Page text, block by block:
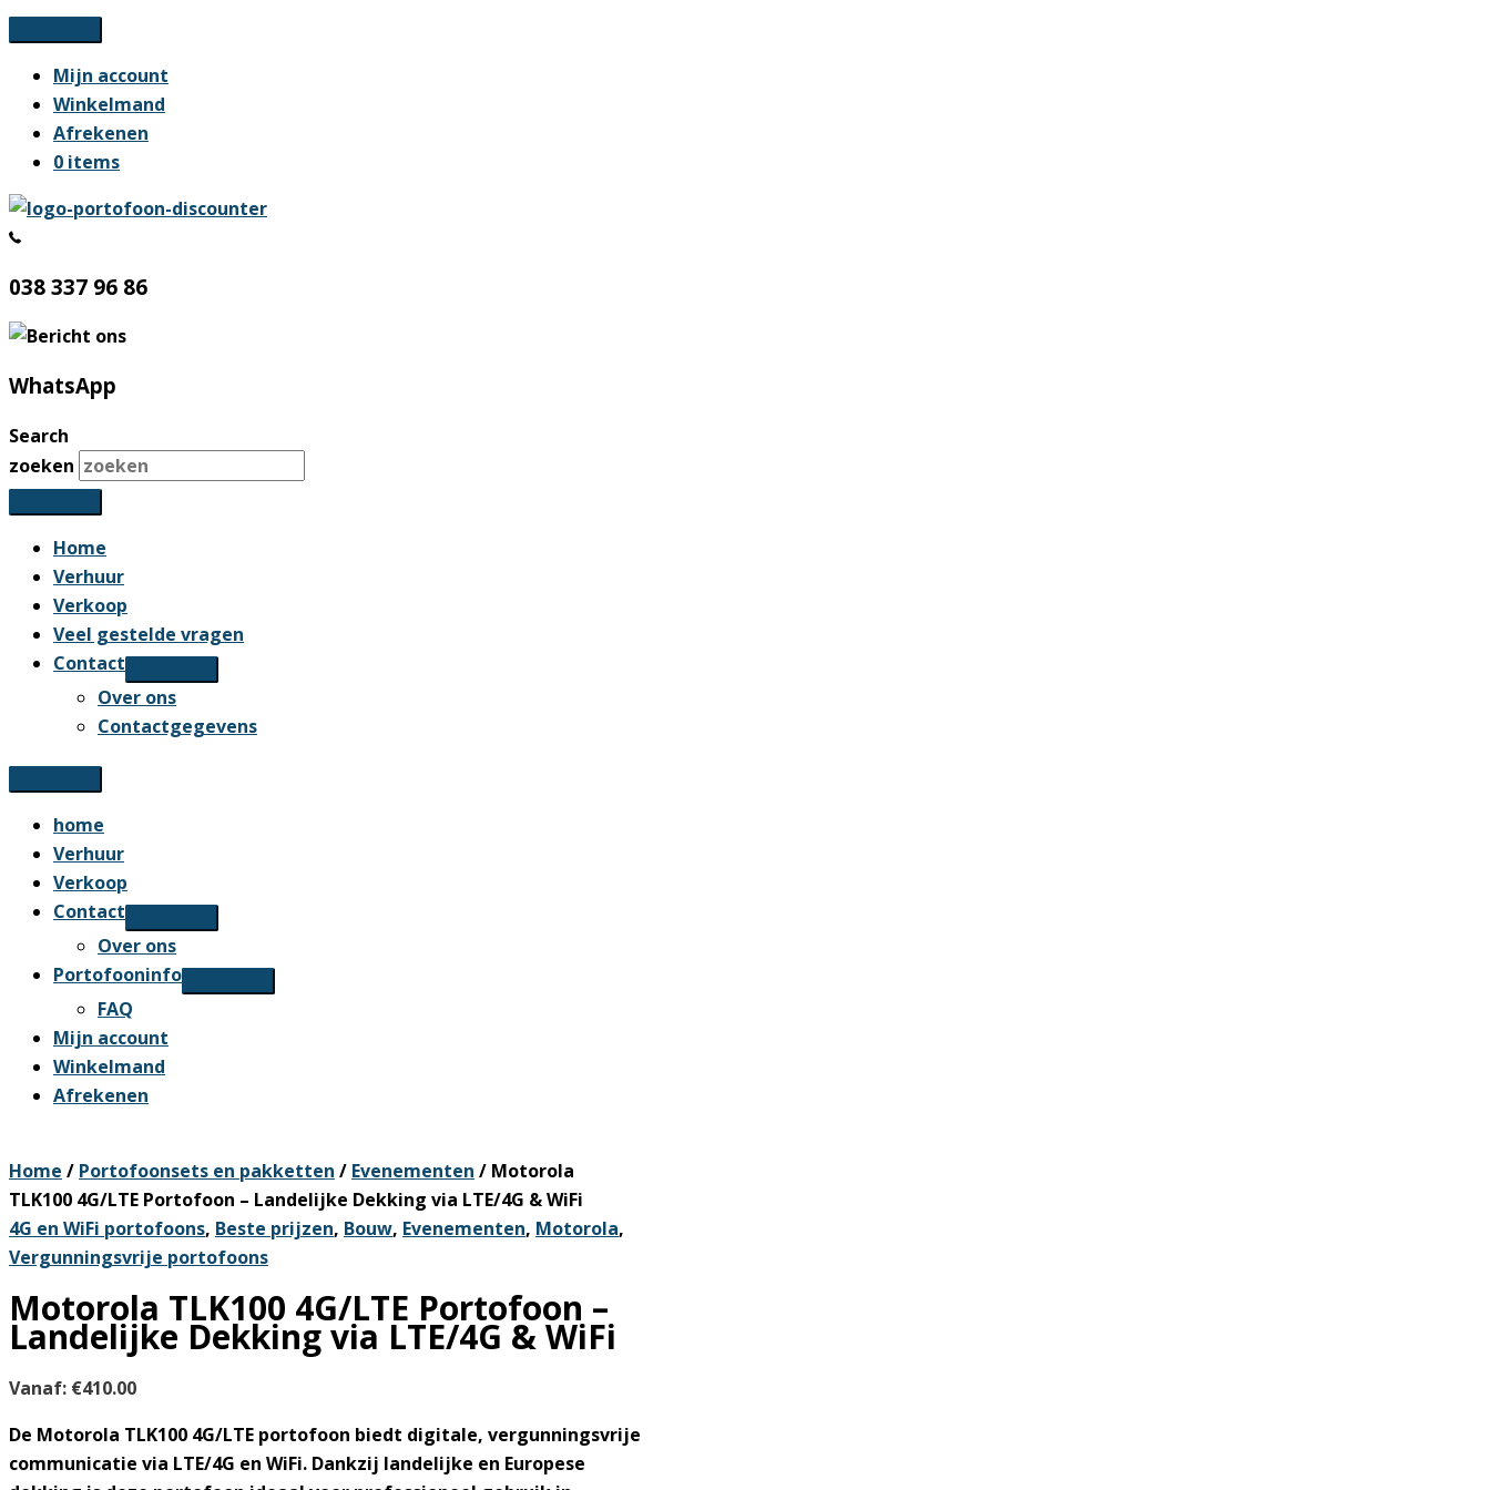
Ga
naar
inhoud
Mijn account
Winkelmand
Afrekenen
0 items
038 337 96 86
WhatsApp
Search
zoeken
Home
Verhuur
Verkoop
Veel gestelde vragen
Contact
Over ons
Contactgegevens
home
Verhuur
Verkoop
Contact
Over ons
Portofooninfo
FAQ
Mijn account
Winkelmand
Afrekenen
Home / Portofoonsets en pakketten / Evenementen / Motorola
TLK100 4G/LTE Portofoon – Landelijke Dekking via LTE/4G & WiFi
4G en WiFi portofoons, Beste prijzen, Bouw, Evenementen, Motorola,
Vergunningsvrije portofoons
Motorola TLK100 4G/LTE Portofoon –
Landelijke Dekking via LTE/4G & WiFi
Vanaf: €410.00
De Motorola TLK100 4G/LTE portofoon biedt digitale, vergunningsvrije
communicatie via LTE/4G en WiFi. Dankzij landelijke en Europese